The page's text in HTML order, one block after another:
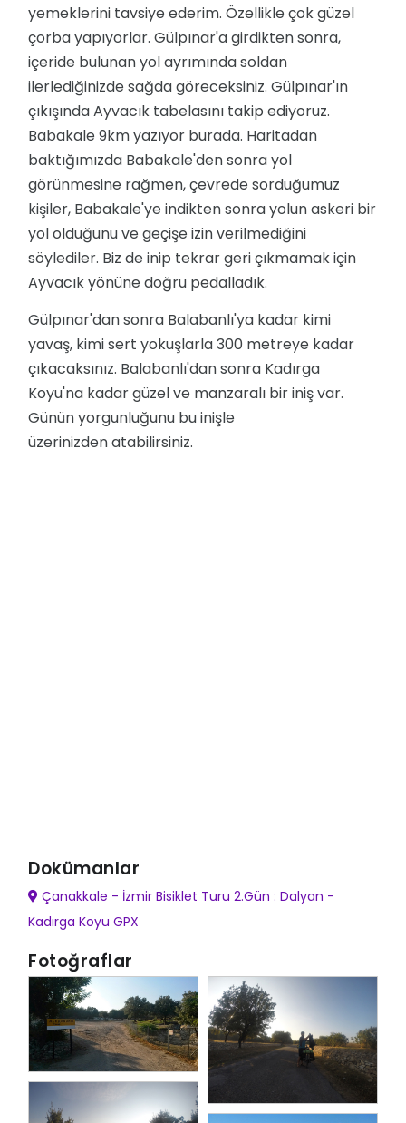
yemeklerini tavsiye ederim. Özellikle çok güzel
çorba yapıyorlar. Gülpınar'a girdikten sonra,
içeride bulunan yol ayrımında soldan
ilerlediğinizde sağda göreceksiniz. Gülpınar'ın
çıkışında Ayvacık tabelasını takip ediyoruz.
Babakale 9km yazıyor burada. Haritadan
baktığımızda Babakale'den sonra yol
görünmesine rağmen, çevrede sorduğumuz
kişiler, Babakale'ye indikten sonra yolun askeri bir
yol olduğunu ve geçişe izin verilmediğini
söylediler. Biz de inip tekrar geri çıkmamak için
Ayvacık yönüne doğru pedalladık.
Gülpınar'dan sonra Balabanlı'ya kadar kimi
yavaş, kimi sert yokuşlarla 300 metreye kadar
çıkacaksınız. Balabanlı'dan sonra Kadırga
Koyu'na kadar güzel ve manzaralı bir iniş var.
Günün yorgunluğunu bu inişle
üzerinizden atabilirsiniz.
Dokümanlar
Çanakkale - İzmir Bisiklet Turu 2.Gün : Dalyan -
Kadırga Koyu GPX
Fotoğraflar